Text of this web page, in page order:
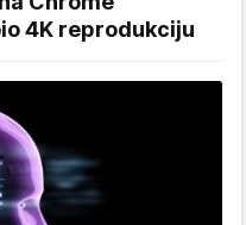
4K reprodukciju